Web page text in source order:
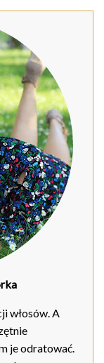
włosów. A
je odratować.